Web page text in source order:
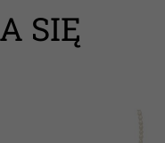
SIĘ